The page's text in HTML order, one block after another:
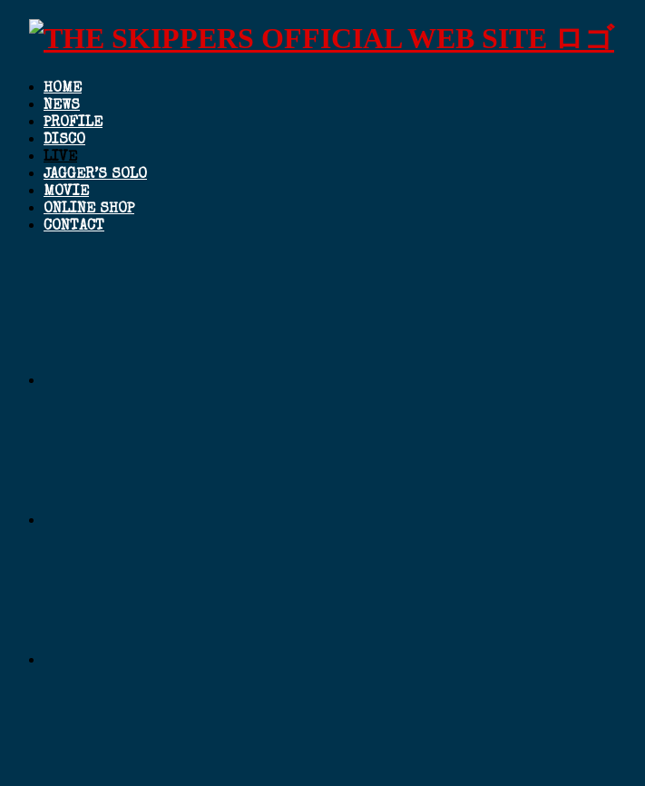
HOME
NEWS
PROFILE
DISCO
LIVE
JAGGER’S SOLO
MOVIE
ONLINE SHOP
CONTACT